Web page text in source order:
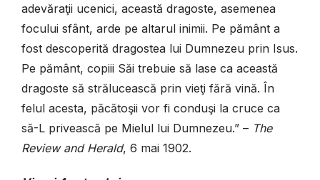
adevăraţii ucenici, această dragoste, asemenea
focului sfânt, arde pe altarul inimii. Pe pământ a
fost descoperită dragostea lui Dumnezeu prin Isus.
Pe pământ, copiii Săi trebuie să lase ca această
dragoste să strălucească prin vieţi fără vină. În
felul acesta, păcătoşii vor fi conduşi la cruce ca
să-L privească pe Mielul lui Dumnezeu.” – The
Review and Herald, 6 mai 1902.